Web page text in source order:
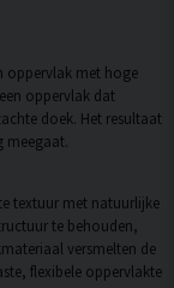
oppervlak met hoge
oppervlak dat
doek. Het resultaat
meegaat.
textuur met natuurlijke
te behouden,
versmelten de
flexibele oppervlakte